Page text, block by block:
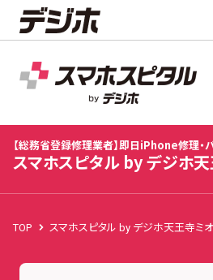
スマホスピタル by デジホ天王寺ミオ
店舗TOP 修理料金 修理
【総務省登録修理業者】即日iPhone修理・
スマホスピタル by デジホ
TOP スマホスピタル by デジホ天王寺ミオ